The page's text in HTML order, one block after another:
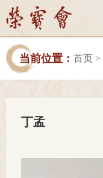
当前位置： 首页 >
丁孟